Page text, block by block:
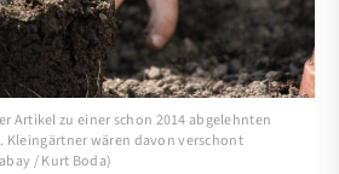
Artikel zu einer schon 2014 abgelehnten
Kleingärtner wären davon verschont
/ Kurt Boda)